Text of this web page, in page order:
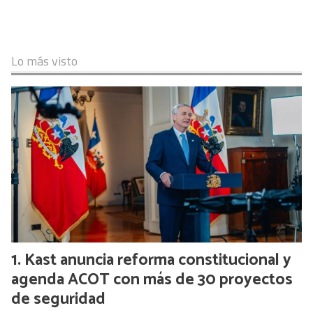
Lo más visto
Kast anuncia reforma constitucional y
agenda ACOT con más de 30 proyectos
de seguridad